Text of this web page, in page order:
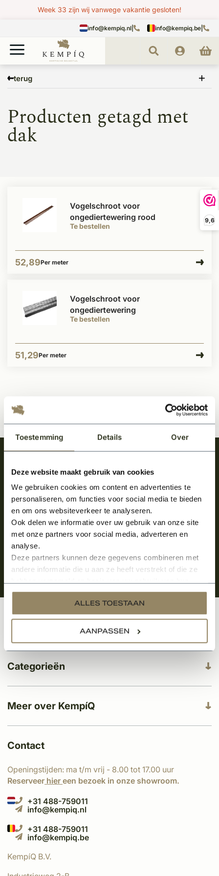
Toestemming Details Over
Deze website maakt gebruik van cookies
We gebruiken cookies om content en advertenties te
personaliseren, om functies voor social media te bieden
en om ons websiteverkeer te analyseren.
Ook delen we informatie over uw gebruik van onze site
met onze partners voor social media, adverteren en
analyse.
Deze partners kunnen deze gegevens combineren met
andere informatie die u aan ze heeft verstrekt of die ze
services.
ALLES TOESTAAN
AANPASSEN
9,6
Week 33 zijn wij vanwege vakantie gesloten!
info@kempiq.nl info@kempiq.be
terug
dak
Producten getagd met
dak
Te bestellen
Vogelschroot voor
ongediertewering rood
52,89Per meter
Te bestellen
Vogelschroot voor
ongediertewering
51,29Per meter
over onze kempische bouwstijl!
Aanmelden voor de nieuwsbrief
Meer over KempíQ
Categorieën
Contact
Openingstijden: ma t/m vrij - 8.00 tot 17.00 uur
Reserveer hier een bezoek in onze showroom.
+31 488-759011
info@kempiq.nl
+31 488-759011
info@kempiq.be
KempíQ B.V.